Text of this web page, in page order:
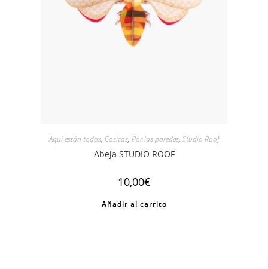
Aquí están todos, Cosicas, Por las paredes, Studio Roof
Abeja STUDIO ROOF
10,00€
Añadir al carrito